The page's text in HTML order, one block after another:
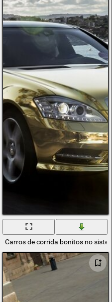
Carros de corrida bonitos no